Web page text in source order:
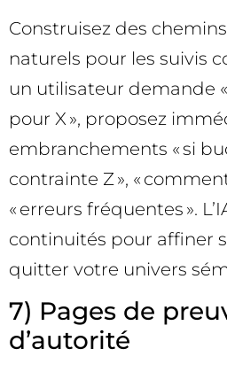
Construisez des
naturels pour les suivis
un utilisateur demande
pour X », proposez
embranchements « si
contrainte Z », «
« erreurs fréquentes ».
continuités pour affiner
quitter votre univers
7) Pages de
d’autorité